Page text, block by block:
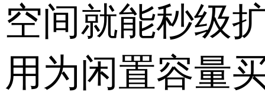
空间就能秒级
用为闲置容量